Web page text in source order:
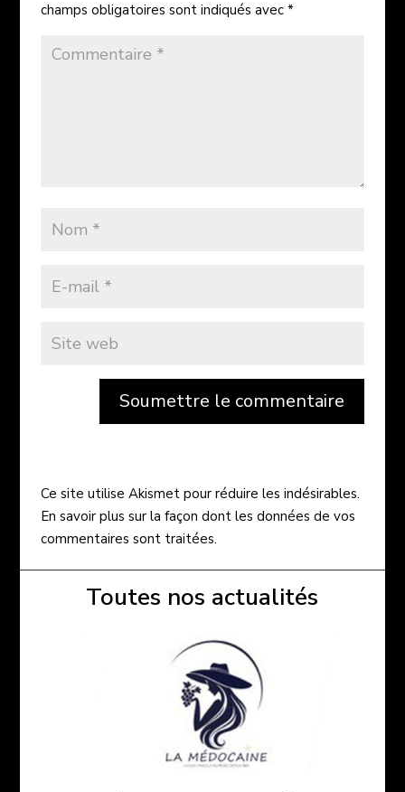
champs obligatoires sont indiqués avec *
Soumettre le commentaire
Ce site utilise Akismet pour réduire les indésirables.
En savoir plus sur la façon dont les données de vos
commentaires sont traitées.
Toutes nos actualités